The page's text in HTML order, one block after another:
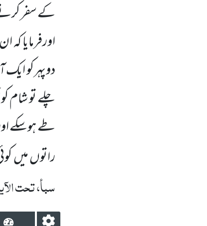
کے سفر
اورفرمایا
دوپہر کو
چلے تو شام
طے ہوسکے
راتوں میں
سبأ، تحت